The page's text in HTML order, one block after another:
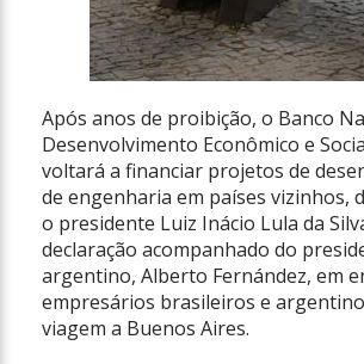
Após anos de proibição, o Banco
Desenvolvimento Econômico e
voltará a financiar projetos de
de engenharia em países vizinhos,
o presidente Luiz Inácio Lula da
declaração acompanhado do
argentino, Alberto Fernández, em
empresários brasileiros e
viagem a Buenos Aires.